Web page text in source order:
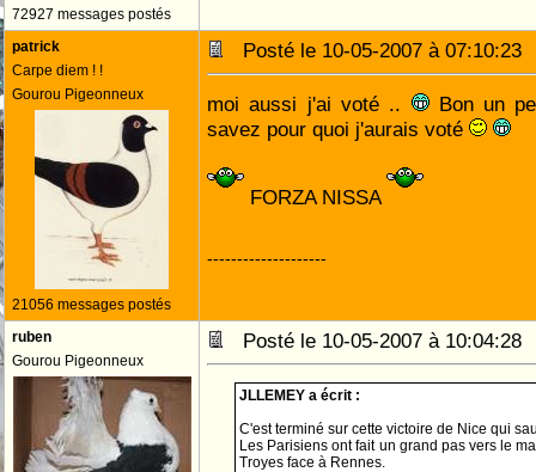
72927 messages postés
patrick
Carpe diem ! !
Gourou Pigeonneux
21056 messages postés
Posté le 10-05-2007 à
moi aussi j'ai voté ..
Bon un
savez pour quoi j'aurais voté
FORZA NISSA
--------------------
ruben
Gourou Pigeonneux
Posté le 10-05-2007 à
JLLEMEY a écrit :
C'est terminé sur cette victoire de Nice qui
Les Parisiens ont fait un grand pas vers le
Troyes face à Rennes.